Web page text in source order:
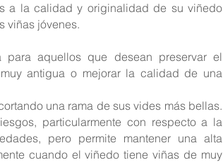
a la calidad y originalidad de su viñedo
viñas jóvenes.
aquellos que desean preservar el
antigua o mejorar la calidad de una
una rama de sus vides más bellas.
particularmente con respecto a la
pero permite mantener una alta
cuando el viñedo tiene viñas de muy